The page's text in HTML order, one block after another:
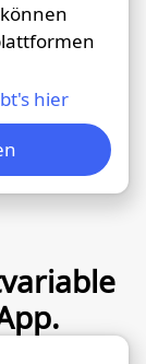
hier